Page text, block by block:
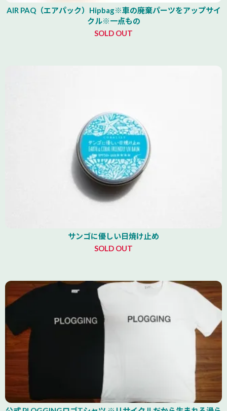
AIR PAQ（エアパック）Hipbag※車の廃棄パーツをアップサイ
クル※一点もの
SOLD OUT
サンゴに優しい日焼け止め
SOLD OUT